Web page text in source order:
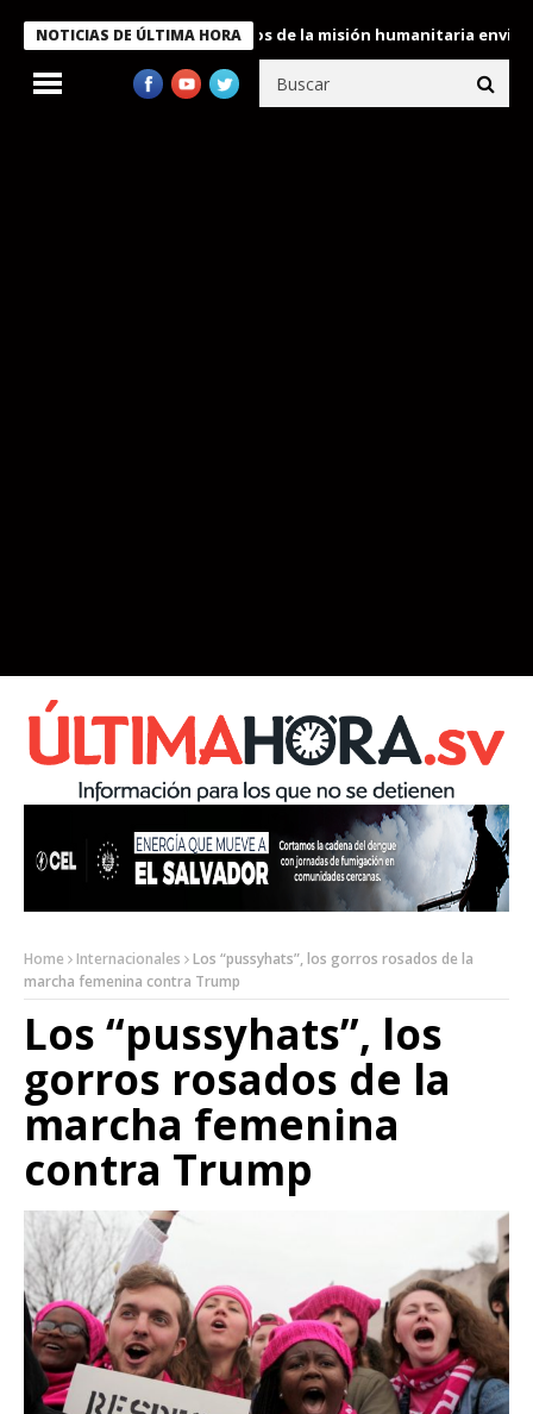
NOTICIAS DE ÚLTIMA HORA
condecora a miembros de la misión humanitaria enviada a
Home Internacionales
Los “pussyhats”, los gorros rosados de la
marcha femenina contra Trump
Los “pussyhats”, los
gorros rosados de la
marcha femenina
contra Trump